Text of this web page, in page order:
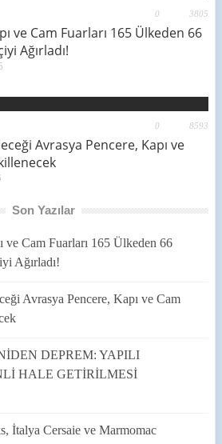
0 3805
ve Cam Fuarları 165 Ülkeden 66
Ağırladı!
0 8593
Avrasya Pencere, Kapı ve
Son Yazılar
ve Cam Fuarları 165 Ülkeden 66
Ağırladı!
Avrasya Pencere, Kapı ve Cam
DEPREM: YAPILI
HALE GETİRİLMESİ
İtalya Cersaie ve Marmomac